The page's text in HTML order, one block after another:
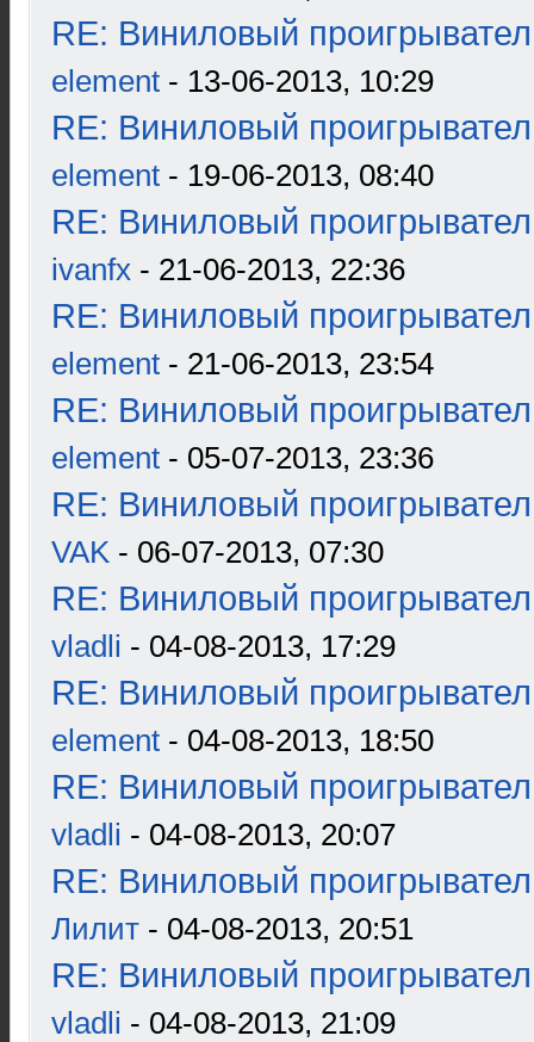
RE: Виниловый
element - 13-06-2013, 10:29
RE: Виниловый
element - 19-06-2013, 08:40
RE: Виниловый
ivanfx - 21-06-2013, 22:36
RE: Виниловый
element - 21-06-2013, 23:54
RE: Виниловый
element - 05-07-2013, 23:36
RE: Виниловый
VAK - 06-07-2013, 07:30
RE: Виниловый
vladli - 04-08-2013, 17:29
RE: Виниловый
element - 04-08-2013, 18:50
RE: Виниловый
vladli - 04-08-2013, 20:07
RE: Виниловый
Лилит - 04-08-2013, 20:51
RE: Виниловый
vladli - 04-08-2013, 21:09